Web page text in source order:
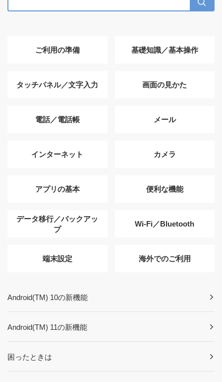
ご利用の準備 基礎知識／基本操作
タッチパネル／文字入力 画面の見かた
電話／電話帳 メール
インターネット カメラ
アプリの基本 便利な機能
データ移行／バックアッ
プ
Wi-Fi／Bluetooth
端末設定 海外でのご利用
Android(TM) 10の新機能
Android(TM) 11の新機能
困ったときは